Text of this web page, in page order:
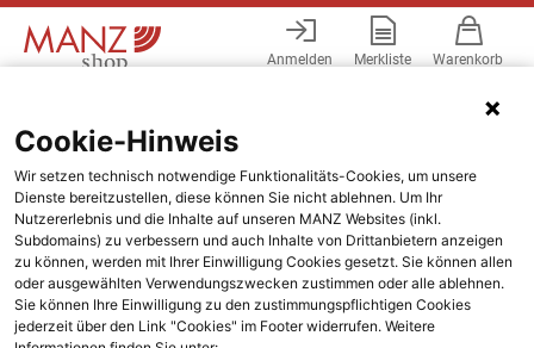
Anmelden Merkliste Warenkorb
Cookie-Hinweis
Wir setzen technisch notwendige Funktionalitäts-Cookies, um unsere
Dienste bereitzustellen, diese können Sie nicht ablehnen. Um Ihr
Nutzererlebnis und die Inhalte auf unseren MANZ Websites (inkl.
Subdomains) zu verbessern und auch Inhalte von Drittanbietern anzeigen
zu können, werden mit Ihrer Einwilligung Cookies gesetzt. Sie können allen
oder ausgewählten Verwendungszwecken zustimmen oder alle ablehnen.
Sie können Ihre Einwilligung zu den zustimmungspflichtigen Cookies
jederzeit über den Link "Cookies" im Footer widerrufen. Weitere